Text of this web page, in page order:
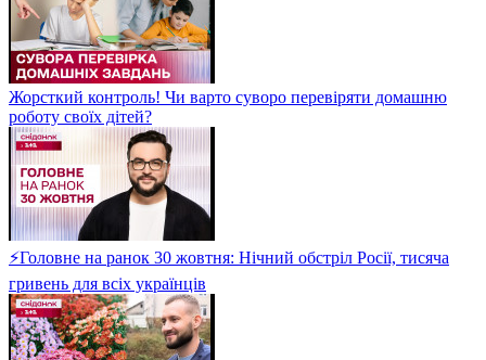
Жорсткий контроль! Чи варто суворо перевіряти домашню
роботу своїх дітей?
⚡Головне на ранок 30 жовтня: Нічний обстріл Росії, тисяча
гривень для всіх українців